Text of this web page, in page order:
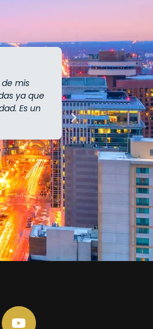
mis
ya que
Es un
Súper